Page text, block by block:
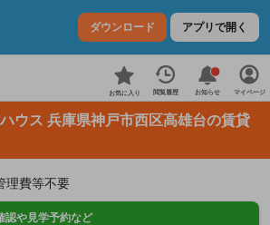
ダウンロード アプリで開く
お気に入り 閲覧履歴 お知らせ マイページ
ウス 兵庫県神戸市西区高雄台の賃貸
理費等不要
認や見学予約など